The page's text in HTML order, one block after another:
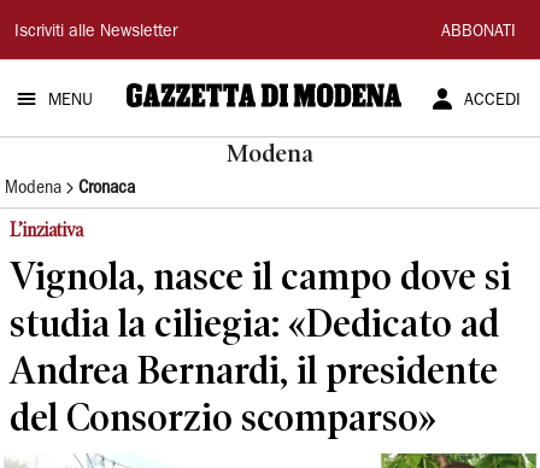
Gazzetta
di
Modena
Iscriviti alle Newsletter ABBONATI
MENU ACCEDI
Modena
Modena Cronaca
L’inziativa
Vignola, nasce il campo dove si
studia la ciliegia: «Dedicato ad
Andrea Bernardi, il presidente
del Consorzio scomparso»